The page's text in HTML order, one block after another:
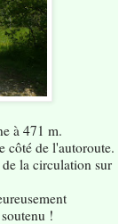
à 471 m.
côté de l'autoroute.
la circulation sur
!